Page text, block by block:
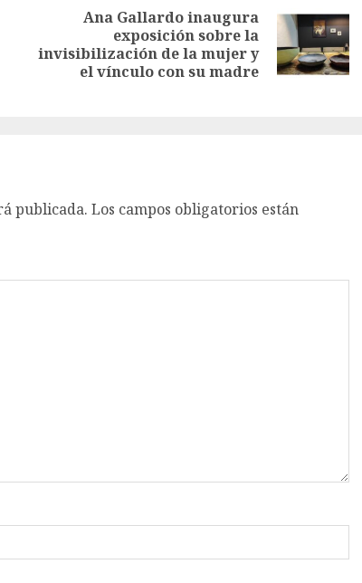
Ana Gallardo inaugura
exposición sobre la
invisibilización de la mujer y
el vínculo con su madre
publicada. Los campos obligatorios están